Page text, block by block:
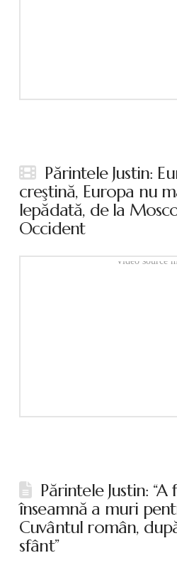
Părintele Justin:
creştină, Europa nu
lepădată, de la
Occident
Video source
Părintele Justin:
înseamnă a muri
Cuvântul român,
sfânt”